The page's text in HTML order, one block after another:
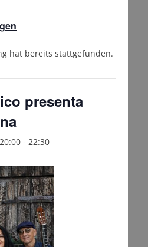
hat bereits stattgefunden.
presenta
- 22:30